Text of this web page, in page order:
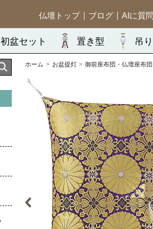
仏壇トップ ブログ AIに質問
初盆セット 置き型 吊
ホーム お盆提灯 御前座布団・仏壇座布団